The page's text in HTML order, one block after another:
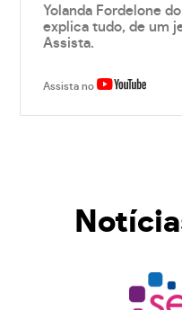
Yolanda Fordelone
explica tudo, de um
Assista.
Assista no